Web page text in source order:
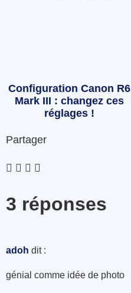
Configuration Canon R6
Mark III : changez ces
réglages !
Partager
3 réponses
adoh dit :
génial comme idée de photo